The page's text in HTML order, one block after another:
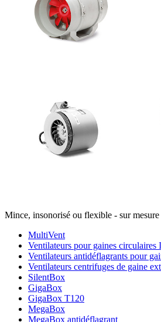
Mince, insonorisé ou flexible - sur
MultiVent
Ventilateurs pour gaines circulaires
Ventilateurs antidéflagrants pour
Ventilateurs centrifuges de gaine
SilentBox
GigaBox
GigaBox T120
MegaBox
MegaBox antidéflagrant